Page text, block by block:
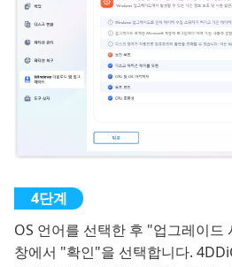
OS 언어를 선택한 후 "업그레이드
창에서 "확인"을 선택합니다.